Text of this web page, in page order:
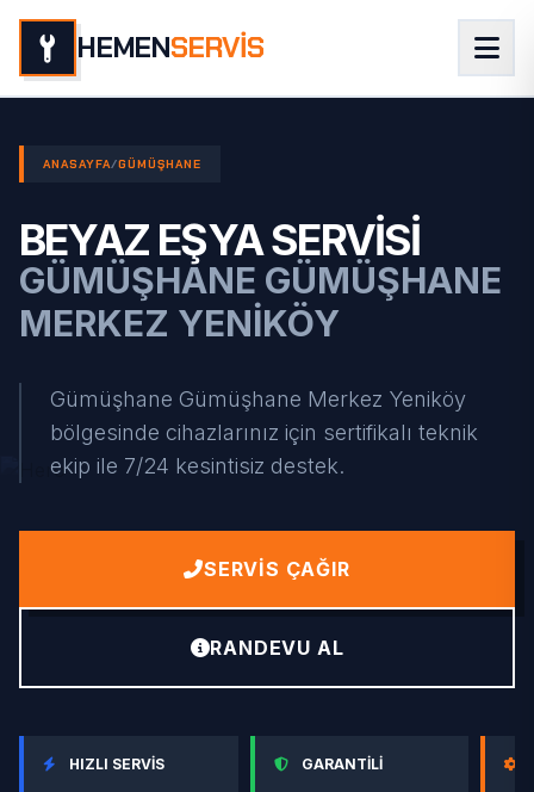
HEMENSERVİS
ANASAYFA/GÜMÜŞHANE
BEYAZ EŞYA SERVISI
GÜMÜŞHANE GÜMÜŞHANE
MERKEZ YENIKÖY
Gümüşhane Gümüşhane Merkez Yeniköy
bölgesinde cihazlarınız için sertifikalı teknik
ekip ile 7/24 kesintisiz destek.
SERVIS ÇAĞIR
RANDEVU AL
HIZLI SERVIS GARANTILI